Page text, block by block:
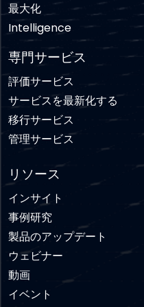
最大化
Intelligence
専門サービス
評価サービス
サービスを最新化する
移行サービス
管理サービス
リソース
インサイト
事例研究
製品のアップデート
ウェビナー
動画
イベント